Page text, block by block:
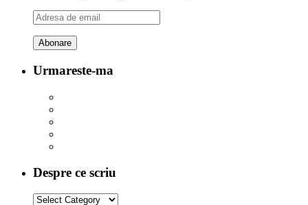
Adresa
de
email
Urmareste-ma
Despre ce scriu